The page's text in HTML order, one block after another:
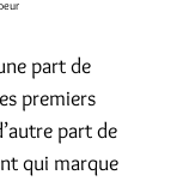
part de
premiers
part de
qui marque